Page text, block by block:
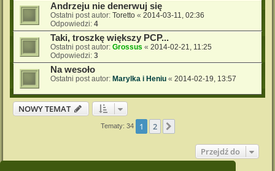
Andrzeju nie denerwuj się
Ostatni post autor: Toretto « 2014-03-11, 02:36
Odpowiedzi: 4
Taki, troszkę większy PCP...
Ostatni post autor: Grossus « 2014-02-21, 11:25
Odpowiedzi: 3
Na wesoło
Ostatni post autor: Marylka i Heniu « 2014-02-19, 13:57
NOWY TEMAT
Tematy: 34 1 2
Przejdź do